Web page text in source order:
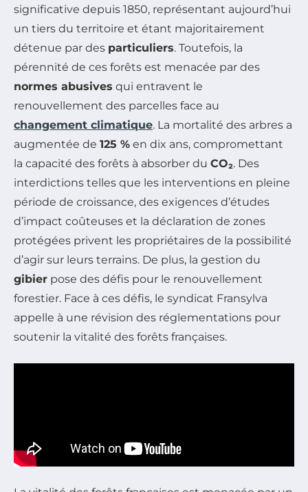
significative depuis 1850, représentant aujourd’hui
un tiers du territoire et étant majoritairement
détenue par des particuliers. Toutefois, la
pérennité de ces forêts est menacée par des
normes abusives qui entravent le
renouvellement des parcelles face au
changement climatique. La mortalité des arbres a
augmentée de 125 % en dix ans, compromettant
la capacité des forêts à absorber du CO₂. Des
interdictions telles que les interventions en pleine
période de croissance, des exigences d’études
d’impact coûteuses et la déclaration de zones
protégées privent les propriétaires de la possibilité
d’agir sur leurs terrains. De plus, la gestion du
gibier pose des défis pour le renouvellement
forestier. Face à ces défis, le syndicat Fransylva
appelle à une révision des réglementations pour
soutenir la vitalité des forêts françaises.